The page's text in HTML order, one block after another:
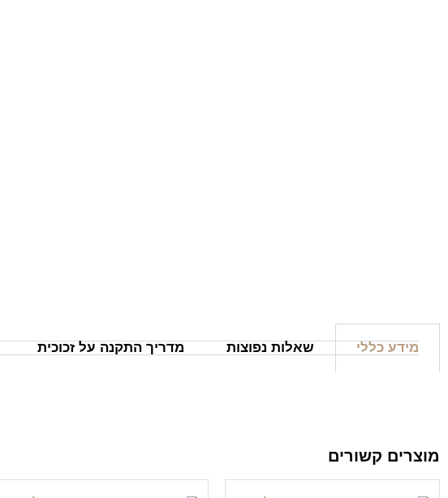
מידע כללי שאלות נפוצות מדריך התקנה על זכוכית
מוצרים קשורים